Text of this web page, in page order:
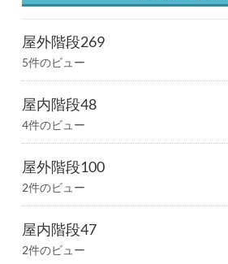
屋外階段269
5件のビュー
屋内階段48
4件のビュー
屋外階段100
2件のビュー
屋内階段47
2件のビュー